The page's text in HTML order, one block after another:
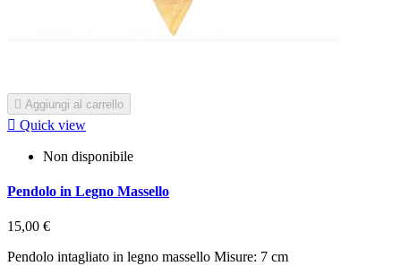
 Aggiungi al carrello
 Quick view
Non disponibile
Pendolo in Legno Massello
15,00 €
Pendolo intagliato in legno massello Misure: 7 cm